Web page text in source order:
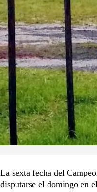
La sexta fecha del
disputarse el domingo en